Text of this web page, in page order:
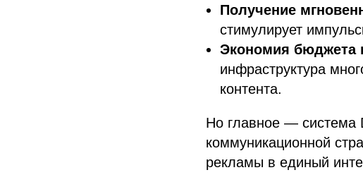
Получение
стимулирует
Экономия бюджета
инфраструктура
контента.
Но главное — система
коммуникационной
рекламы в единый